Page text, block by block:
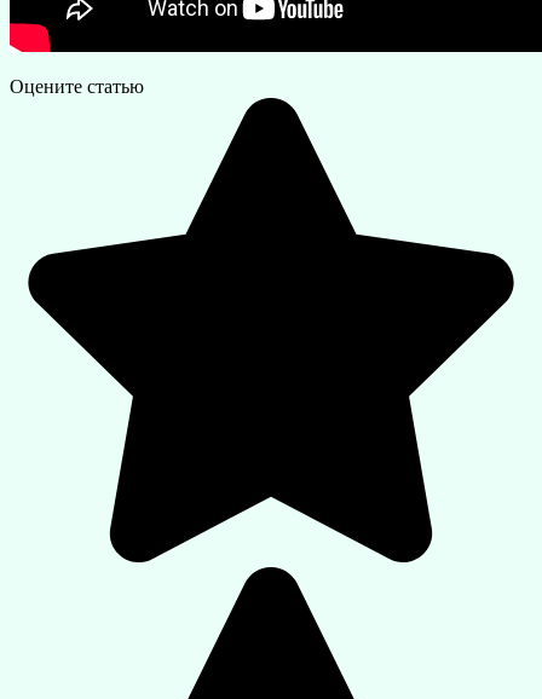
Оцените статью